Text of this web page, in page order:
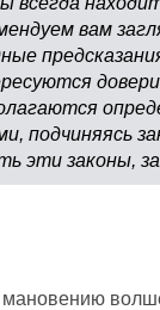
вам
подчиняясь
эти законы,
мановению